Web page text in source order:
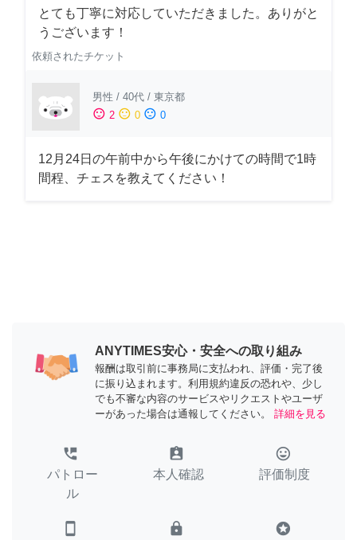
とても丁寧に対応していただきました。ありがと
うございます！
依頼されたチケット
男性 / 40代 / 東京都
sentiment_satisfied 2 sentiment_neutral 0 sentiment_dissatisfied 0
12月24日の午前中から午後にかけての時間で1時
間程、チェスを教えてください！
ANYTIMES安心・安全への取り組み
報酬は取引前に事務局に支払われ、評価・完了後
に振り込まれます。利用規約違反の恐れや、少し
でも不審な内容のサービスやリクエストやユーザ
ーがあった場合は通報してください。
詳細を見る
perm_phone_msg
パトロー
ル
assignment_ind
本人確認
tag_faces
評価制度
smartphone lock stars